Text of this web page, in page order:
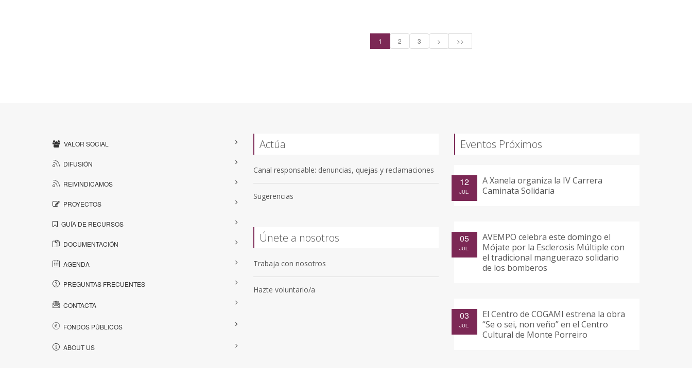
1 2 3 > >>
VALOR SOCIAL
DIFUSIÓN
REIVINDICAMOS
PROYECTOS
GUÍA DE RECURSOS
DOCUMENTACIÓN
AGENDA
PREGUNTAS FRECUENTES
CONTACTA
FONDOS PÚBLICOS
ABOUT US
Actúa
Canal responsable: denuncias, quejas y reclamaciones
Sugerencias
Únete a nosotros
Trabaja con nosotros
Hazte voluntario/a
Eventos Próximos
A Xanela organiza la IV Carrera
Caminata Solidaria
12
JUL.
AVEMPO celebra este domingo el
Mójate por la Esclerosis Múltiple con
el tradicional manguerazo solidario
de los bomberos
05
JUL.
El Centro de COGAMI estrena la obra
“Se o sei, non veño” en el Centro
Cultural de Monte Porreiro
03
JUL.